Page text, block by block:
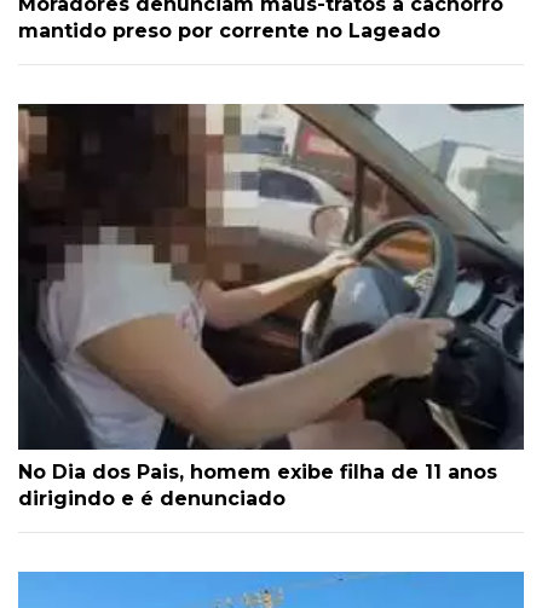
mantido preso por corrente no Lageado
No Dia dos Pais, homem exibe filha de 11 anos
dirigindo e é denunciado